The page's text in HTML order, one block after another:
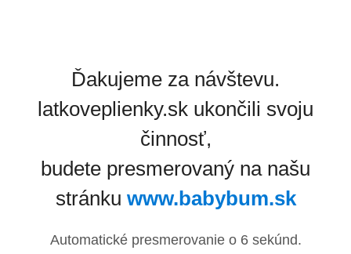
Ďakujeme za návštevu.
latkoveplienky.sk ukončili svoju
činnosť,
budete presmerovaný na našu
stránku www.babybum.sk
Automatické presmerovanie o 6sekúnd.